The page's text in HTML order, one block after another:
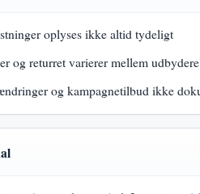
oplyses ikke altid tydeligt
og returret varierer mellem udbydere
og kampagnetilbud ikke